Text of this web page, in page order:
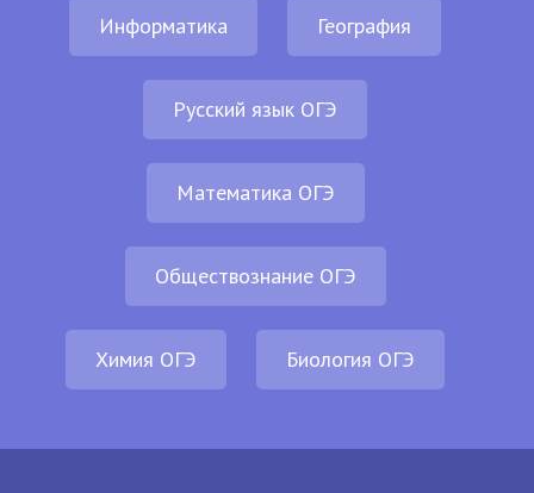
Информатика География
Русский язык ОГЭ
Математика ОГЭ
Обществознание ОГЭ
Химия ОГЭ Биология ОГЭ